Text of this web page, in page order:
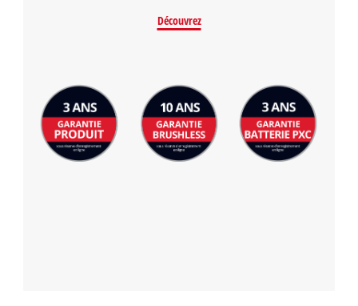
Management Platform
Découvrez